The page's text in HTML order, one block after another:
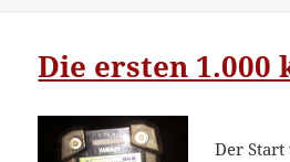
Die ersten 1.000
Der